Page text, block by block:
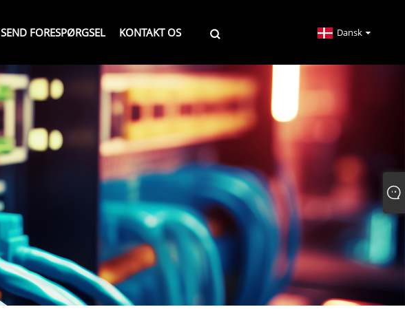
SEND FORESPØRGSEL KONTAKT OS Dansk